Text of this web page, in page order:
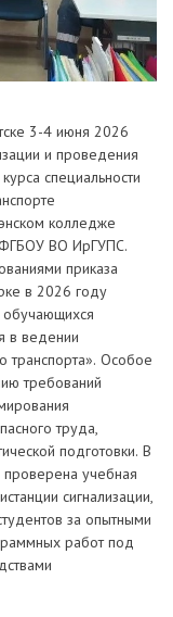
3-4 июня 2026
и проведения
специальности
колледже
ВО ИрГУПС.
приказа
в 2026 году
обучающихся
в ведении
транспорта». Особое
требований
труда,
подготовки. В
учебная
сигнализации,
за опытными
работ под